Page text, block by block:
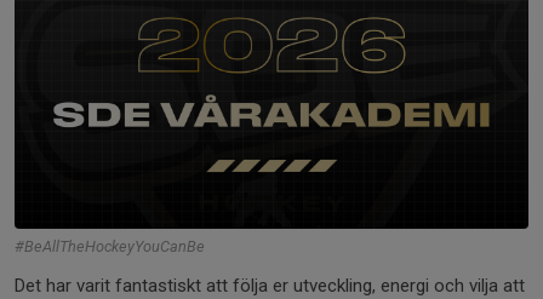
#BeAllTheHockeyYouCanBe
Det har varit fantastiskt att följa er utveckling, energi och vilja att